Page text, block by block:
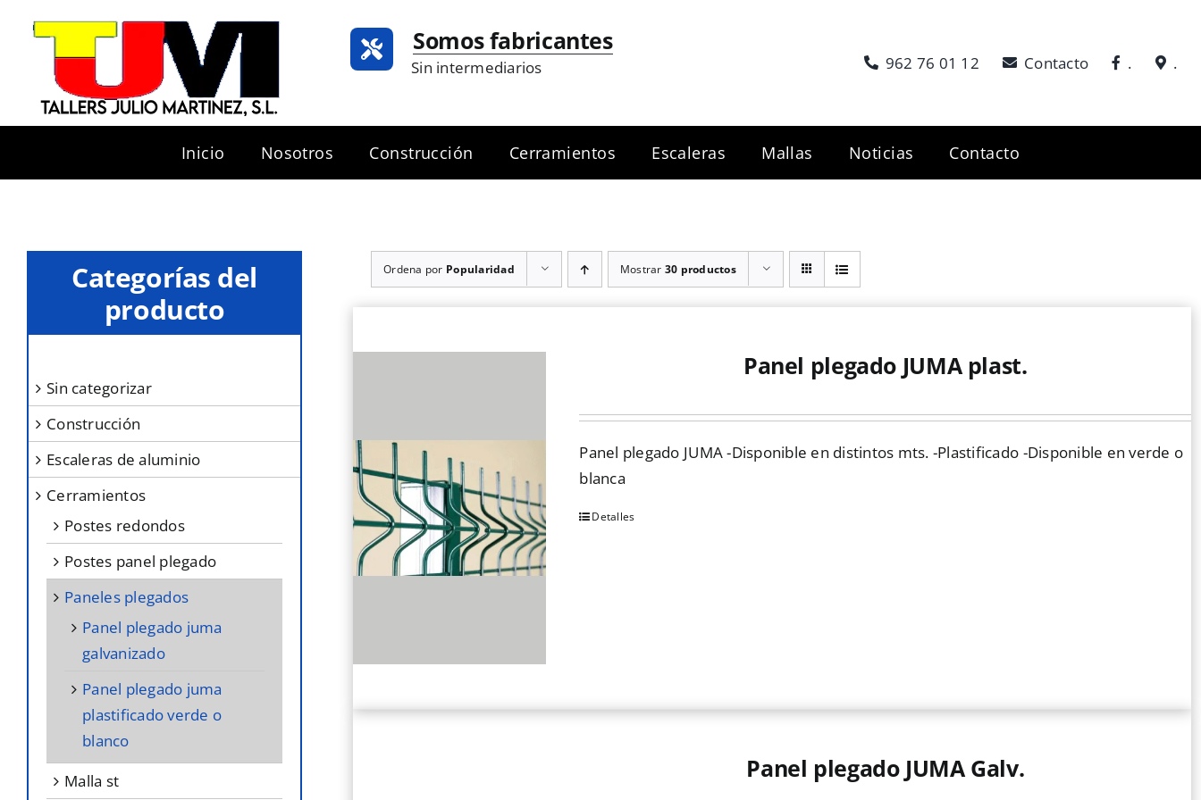
contenido
Somos fabricantes
Sin intermediarios 962 76 01 12 Contacto . .
Inicio Nosotros Construcción Cerramientos Escaleras Mallas Noticias Contacto
Ordena por Popularidad Mostrar 30 productos
Panel plegado JUMA plast.
Panel plegado JUMA -Disponible en distintos mts. -Plastificado -Disponible en verde o
blanca
EsteDetalles
Panel plegado JUMA Galv.
Categorías del
producto
sin categorizar
construcción
escaleras de aluminio
cerramientos
postes redondos
postes panel plegado
paneles plegados
panel plegado juma
galvanizado
panel plegado juma
plastificado verde o
blanco
malla st